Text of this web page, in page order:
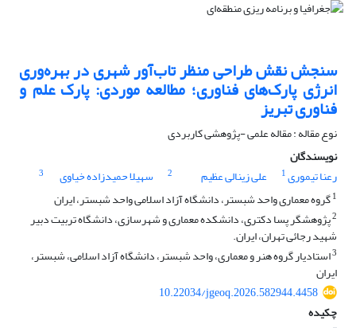
سنجش نقش طراحی منظر تاب‌آور شهری در بهره‌وری
انرژی پارک‌های فناوری؛ مطالعه موردی: پارک علم و
فناوری تبریز
نوع مقاله : مقاله علمی -پژوهشی کاربردی
نویسندگان
رعنا تیموری1 علی زینالی عظیم 2 سهیلا حمیدزاده خیاوی
3
1گروه معماری واحد شبستر، دانشگاه آزاد اسلامی واحد شبستر، ایران
2پژوهشگر پسا دکتری، دانشکده معماری و شهرسازی، دانشگاه تربیت دبیر
شهید رجائی تهران، ایران.
3استادیار گروه هنر و معماری، واحد شبستر، دانشگاه آزاد اسلامی، شبستر،
ایران
10.22034/jgeoq.2026.582944.4458
چکیده